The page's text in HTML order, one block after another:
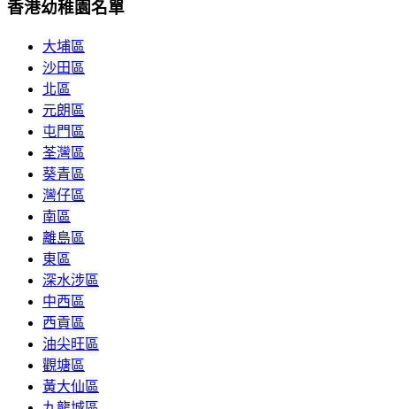
香港幼稚園名單
大埔區
沙田區
北區
元朗區
屯門區
荃灣區
葵青區
灣仔區
南區
離島區
東區
深水涉區
中西區
西貢區
油尖旺區
觀塘區
黃大仙區